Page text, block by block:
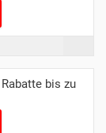
bis zu